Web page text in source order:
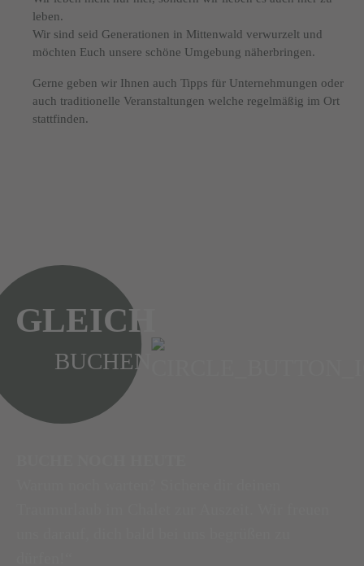
leben.
Wir sind seid Generationen in Mittenwald verwurzelt und
möchten Euch unsere schöne Umgebung näherbringen.
Gerne geben wir Ihnen auch Tipps für Unternehmungen oder
auch traditionelle Veranstaltungen welche regelmäßig im Ort
stattfinden.
GLEICH
BUCHEN